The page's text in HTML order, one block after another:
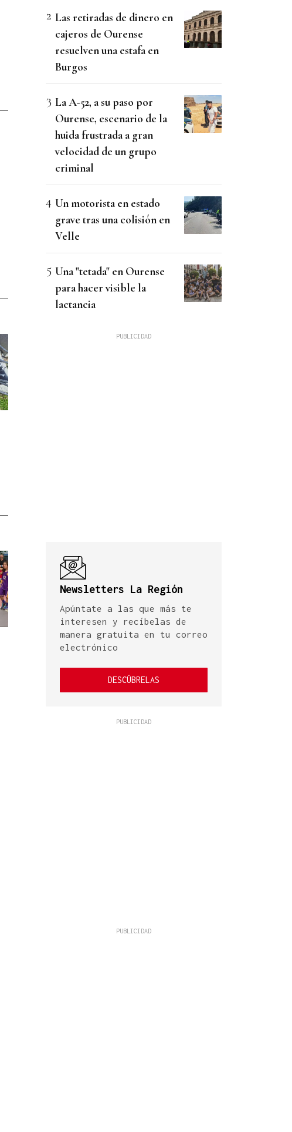
Las retiradas de dinero en
cajeros de Ourense
resuelven una estafa en
Burgos
La A-52, a su paso por
Ourense, escenario de la
huida frustrada a gran
velocidad de un grupo
criminal
Un motorista en estado
grave tras una colisión en
Velle
Una "tetada" en Ourense
para hacer visible la
lactancia
Newsletters La Región
Apúntate a las que más te
interesen y recíbelas de
manera gratuita en tu correo
electrónico
DESCÚBRELAS